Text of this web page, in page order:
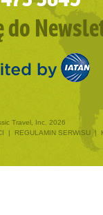
do
Travel, Inc. 2026
| REGULAMIN SERWISU |